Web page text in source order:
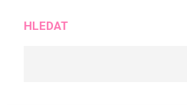
HLEDAT